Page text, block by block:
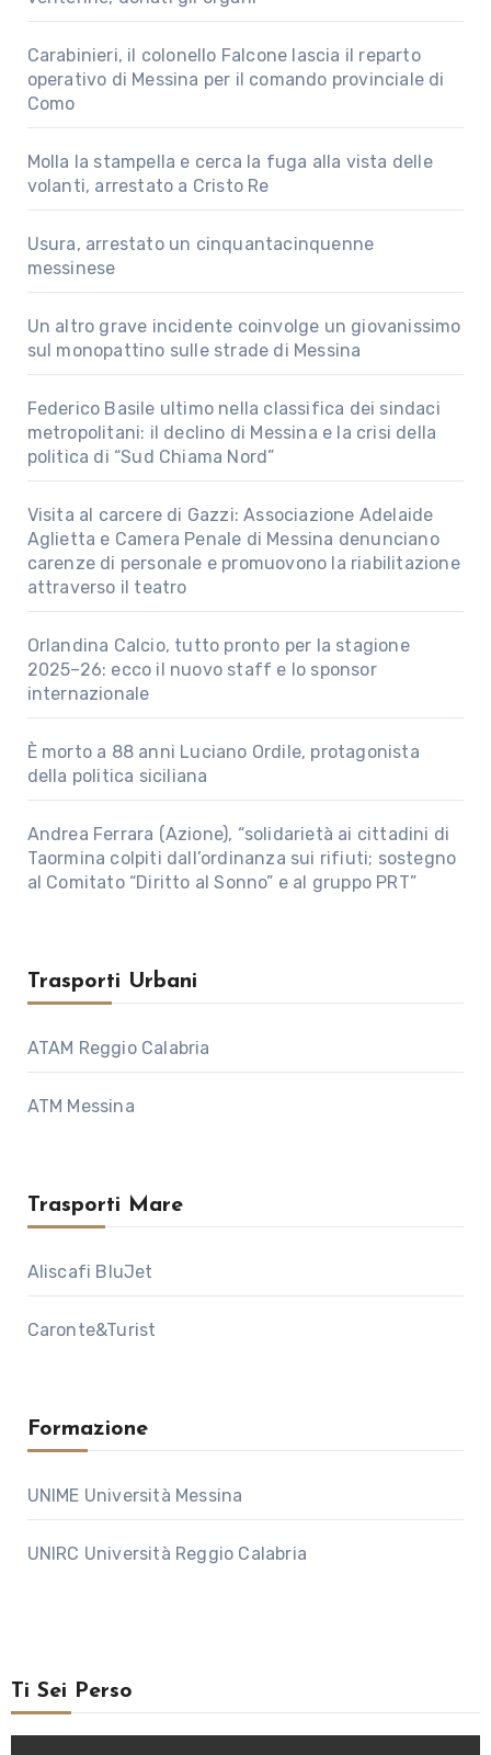
Carabinieri, il colonello Falcone lascia il reparto
operativo di Messina per il comando provinciale di
Como
Molla la stampella e cerca la fuga alla vista delle
volanti, arrestato a Cristo Re
Usura, arrestato un cinquantacinquenne
messinese
Un altro grave incidente coinvolge un giovanissimo
sul monopattino sulle strade di Messina
Federico Basile ultimo nella classifica dei sindaci
metropolitani: il declino di Messina e la crisi della
politica di “Sud Chiama Nord”
Visita al carcere di Gazzi: Associazione Adelaide
Aglietta e Camera Penale di Messina denunciano
carenze di personale e promuovono la riabilitazione
attraverso il teatro
Orlandina Calcio, tutto pronto per la stagione
2025–26: ecco il nuovo staff e lo sponsor
internazionale
È morto a 88 anni Luciano Ordile, protagonista
della politica siciliana
Andrea Ferrara (Azione), “solidarietà ai cittadini di
Taormina colpiti dall’ordinanza sui rifiuti; sostegno
al Comitato “Diritto al Sonno” e al gruppo PRT”
Trasporti Urbani
ATAM Reggio Calabria
ATM Messina
Trasporti Mare
Aliscafi BluJet
Caronte&Turist
Formazione
UNIME Università Messina
UNIRC Università Reggio Calabria
Ti Sei Perso